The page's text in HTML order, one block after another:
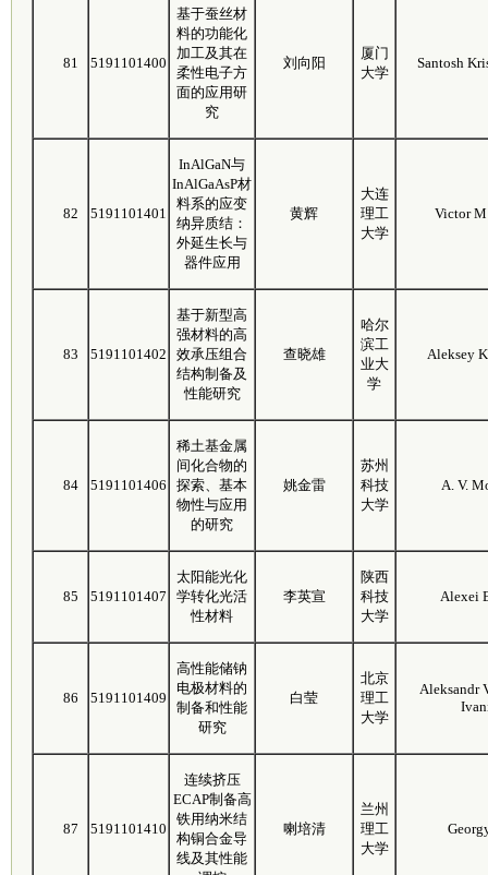
81 5191101400
基于蚕丝材
料的功能化
加工及其在
柔性电子方
面的应用研
究
刘向阳
厦门
大学
Santosh
82 5191101401
InAlGaN与
InAlGaAsP材
料系的应变
纳异质结：
外延生长与
器件应用
黄辉
大连
理工
大学
Victor
83 5191101402
基于新型高
强材料的高
效承压组合
结构制备及
性能研究
查晓雄
哈尔
滨工
业大
学
Aleksey
84 5191101406
稀土基金属
间化合物的
探索、基本
物性与应用
的研究
姚金雷
苏州
科技
大学
A. V.
85 5191101407
太阳能光化
学转化光活
性材料
李英宣
陕西
科技
大学
Alexei
86 5191101409
高性能储钠
电极材料的
制备和性能
研究
白莹
北京
理工
大学
Aleksandr
87 5191101410
连续挤压
ECAP制备高
铁用纳米结
构铜合金导
线及其性能
喇培清
兰州
理工
大学